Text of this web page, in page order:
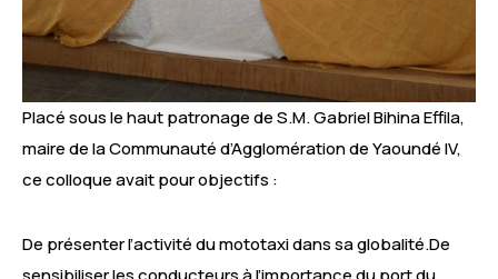
Placé sous le haut patronage de S.M. Gabriel Bihina Effila,
maire de la Communauté d’Agglomération de Yaoundé IV,
ce colloque avait pour objectifs :
De présenter l’activité du mototaxi dans sa globalité.De